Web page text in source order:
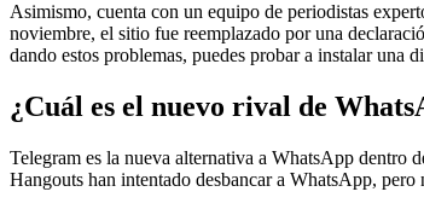
Asimismo, cuenta con un equipo de periodistas
noviembre, el sitio fue reemplazado por una
dando estos problemas, puedes probar a instalar una
¿Cuál es el nuevo rival de
Telegram es la nueva alternativa a WhatsApp dentro
Hangouts han intentado desbancar a WhatsApp, pero